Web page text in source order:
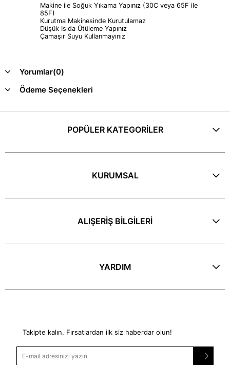
Makine ile Soğuk Yıkama Yapınız (30C veya 65F ile
85F)
Kurutma Makinesinde Kurutulamaz
Düşük Isıda Ütüleme Yapınız
Çamaşır Suyu Kullanmayınız
Yorumlar(0)
Ödeme Seçenekleri
POPÜLER KATEGORİLER
KURUMSAL
ALIŞERİŞ BİLGİLERİ
YARDIM
Takipte kalın. Fırsatlardan ilk siz haberdar olun!